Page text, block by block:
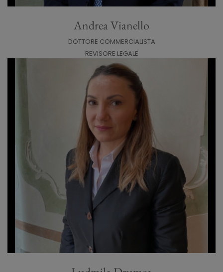
Andrea Vianello
DOTTORE COMMERCIALISTA
REVISORE LEGALE